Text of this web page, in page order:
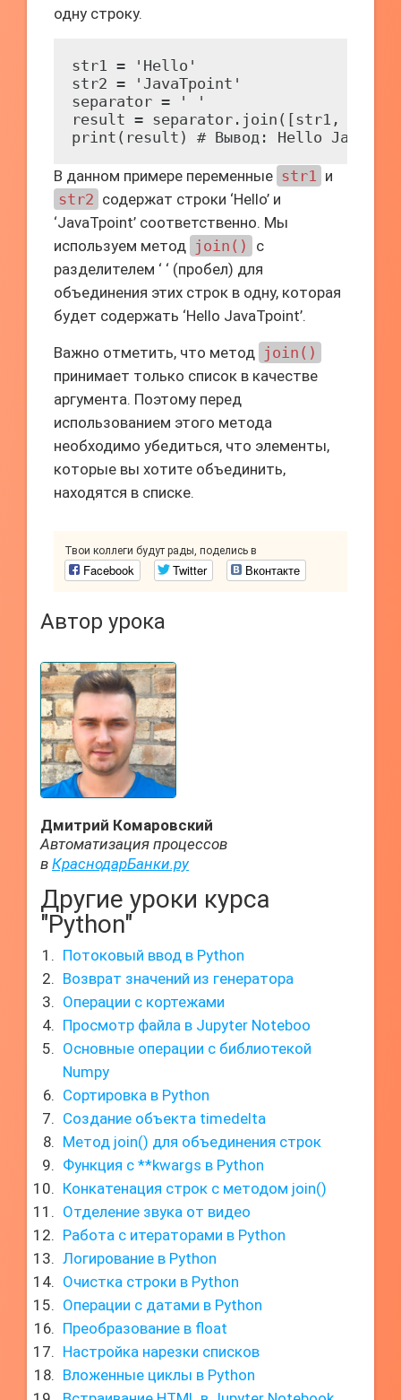
одну строку.
str1 = 'Hello'
str2 = 'JavaTpoint'
separator = ' '
result = separator.join([str1,
print(result) # Вывод: Hello
В данном примере переменные str1 и
str2 содержат строки ‘Hello’ и
‘JavaTpoint’ соответственно. Мы
используем метод join()
с
разделителем ‘ ‘ (пробел) для
объединения этих строк в одну, которая
будет содержать ‘Hello JavaTpoint’.
Важно отметить, что метод join()
принимает только список в качестве
аргумента. Поэтому перед
использованием этого метода
необходимо убедиться, что элементы,
которые вы хотите объединить,
находятся в списке.
Твои коллеги будут рады, поделись в
Facebook Twitter Вконтакте
Автор урока
Дмитрий Комаровский
Автоматизация процессов
в КраснодарБанки.ру
Другие уроки курса
"Python"
Потоковый ввод в Python
Возврат значений из генератора
Операции с кортежами
Просмотр файла в Jupyter Noteboo
Основные операции с библиотекой
Numpy
Сортировка в Python
Создание объекта timedelta
Метод join() для объединения строк
Функция с **kwargs в Python
Конкатенация строк с методом join()
Отделение звука от видео
Работа с итераторами в Python
Логирование в Python
Очистка строки в Python
Операции с датами в Python
Преобразование в float
Настройка нарезки списков
Вложенные циклы в Python